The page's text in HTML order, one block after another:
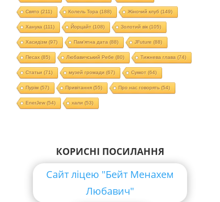
Свято (211) Колель Тора (188) Жіночий клуб (149)
Ханука (111) Йорцайт (108) Золотий вік(105)
Хасидізм (97) Пам'ятна дата (88) JFuture (88)
Песах(85) Любавичський Ребе (80) Тижнева глава (74)
Статьи (71) музей громади (67) Суккот (64)
Пурім (57) Привітання(55) Про нас говорять (54)
EnerJew(54) хали (53)
КОРИСНІ ПОСИЛАННЯ
Сайт ліцею "Бейт Менахем
Любавич"